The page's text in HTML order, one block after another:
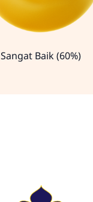
Sangat Baik (60%)